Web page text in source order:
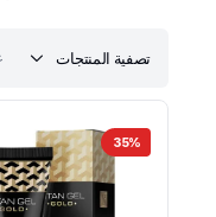
تصفية المنتجات
35%